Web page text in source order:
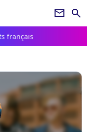
newsletter search
français